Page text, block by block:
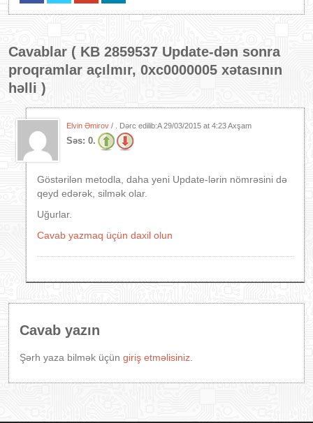
Cavablar ( KB 2859537 Update-dən sonra
proqramlar açılmır, 0xc0000005 xətasının
həlli )
Elvin Əmirov / . Dərc edilib:A29/03/2015 at 4:23 Axşam
Səs: 0.
Göstərilən metodla, daha yeni Update-lərin nömrəsini də
qeyd edərək, silmək olar.
Uğurlar.
Cavab yazmaq üçün daxil olun
Cavab yazın
Şərh yaza bilmək üçün giriş etməlisiniz